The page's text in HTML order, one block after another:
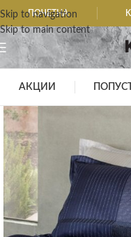
Skip to navigation
Skip to main content
ПОЧЕТНА
АКЦИИ